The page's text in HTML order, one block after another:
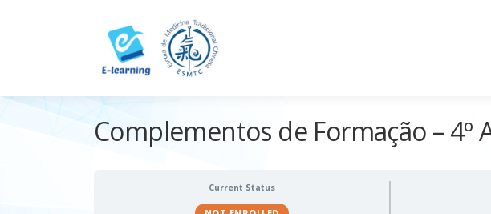
Complementos de Formação – 4º
Current Status